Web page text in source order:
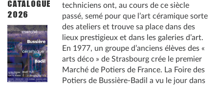
CATALOGUE
2026
techniciens ont, au cours de ce siècle
passé, semé pour que l’art céramique sorte
des ateliers et trouve sa place dans des
lieux prestigieux et dans les galeries d’art.
En 1977, un groupe d’anciens élèves des «
arts déco » de Strasbourg crée le premier
Marché de Potiers de France. La Foire des
Potiers de Bussière-Badil a vu le jour dans